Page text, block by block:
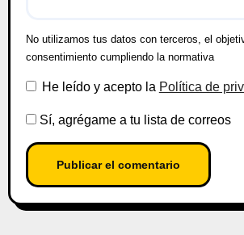
No utilizamos tus datos con terceros, el
consentimiento cumpliendo la normativa
He leído y acepto la Política de
Sí, agrégame a tu lista de correos